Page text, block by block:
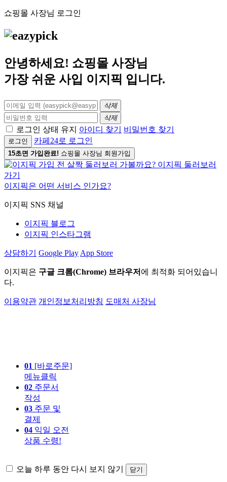
쇼핑몰 사장님 로그인
안녕하세요! 쇼핑몰 사장님
가장 쉬운 사입 이지픽 입니다.
삭제
삭제
로그인 상태 유지 아이디 찾기 비밀번호 찾기
로그인 카페24로 로그인
15초면 가입완료! 쇼핑몰 사장님 회원가입
이지픽은 어떤 서비스 인가요?
이지픽 SNS 채널
이지픽 블로그
이지픽 인스타그램
상담하기 Google Play App Store
이지픽은 구글 크롬(Chrome) 브라우저 에 최적화 되어있습니
다.
이용약관 개인정보처리방침 도매처 사장님
01 [바로주문]
메뉴클릭
02 주문서
작성
03 주문 및
결제
04 익일 오전
상품 수령!
오늘 하루 동안 다시 보지 않기 닫기